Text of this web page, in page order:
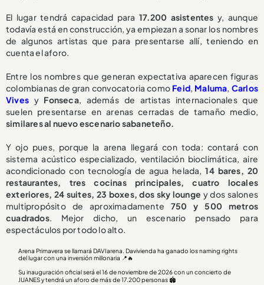
El lugar tendrá capacidad para17.200 asistentes y, aunque
todavía está en construcción, ya empiezan a sonar los nombres
de algunos artistas que para presentarse allí, teniendo en
cuenta el aforo.
Entre los nombres que generan expectativa aparecen figuras
colombianas de gran convocatoria como Feid, Maluma, Carlos
Vives y Fonseca, además de artistas internacionales que
suelen presentarse en arenas cerradas de tamaño medio,
similares al nuevo escenario sabaneteño.
Y ojo pues, porque la arena llegará con toda: contará con
sistema acústico especializado, ventilación bioclimática, aire
acondicionado con tecnología de agua helada,14 bares, 20
restaurantes, tres cocinas principales, cuatro locales
exteriores, 24 suites, 23 boxes, dos sky lounge y dos salones
multipropósito de aproximadamente 750 y 500 metros
cuadrados. Mejor dicho, un escenario pensado para
espectáculos por todo lo alto.
Arena Primavera se llamará DAVIarena. Davivienda ha ganado los naming rights
del lugar con una inversión millonaria 📍🔥
Su inauguración oficial será el 16 de noviembre de 2026 con un concierto de
JUANES y tendrá un aforo de más de 17.200 personas 🏟️